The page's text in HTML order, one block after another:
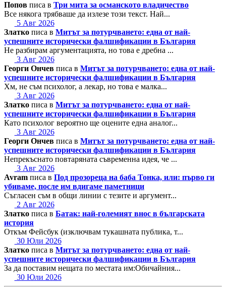
Попов писа в Три мита за османското владичество
Все някога трябваше да излезе този текст. Най...
5 Авг 2026
Златко писа в Митът за потурчването: една от най-
успешните исторически фалшификации в България
Не разбирам аргументацията, но това е дребна ...
3 Авг 2026
Георги Ончев писа в Митът за потурчването: една от най-
успешните исторически фалшификации в България
Хм, не съм психолог, а лекар, но това е малка...
3 Авг 2026
Златко писа в Митът за потурчването: една от най-
успешните исторически фалшификации в България
Като психолог вероятно ще оцените една аналог...
3 Авг 2026
Георги Ончев писа в Митът за потурчването: една от най-
успешните исторически фалшификации в България
Непрекъснато повтаряната съвременна идея, че ...
3 Авг 2026
Avram писа в Под прозореца на баба Тонка, или: първо ги
убиваме, после им вдигаме паметници
Съгласен съм в общи линии с тезите и аргумент...
2 Авг 2026
Златко писа в Батак: най-големият внос в българската
история
Откъм Фейсбук (изключвам тукашната публика, т...
30 Юли 2026
Златко писа в Митът за потурчването: една от най-
успешните исторически фалшификации в България
За да поставим нещата по местата им:Обичайния...
30 Юли 2026